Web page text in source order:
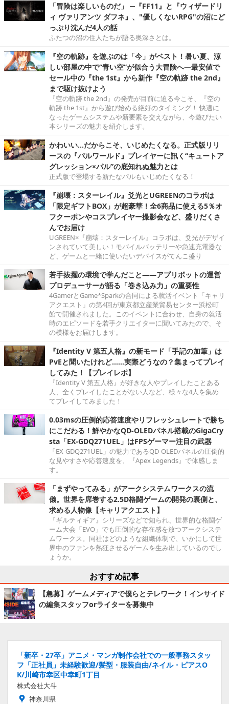
「冒険は楽しいものだ」 ─『FF11』と『ウィザードリ
ィ ヴァリアンツ ダフネ』、"優しくないRPG"の沼にど
っぷり沈んだ4人の話
ふたつの沼の住人たちが語る奥深さとは。
『空の軌跡』を遊ぶのは「今」がベスト！暑い夏、涼
しい部屋の中で“青い空”が似合う大冒険へ―最安値で
セール中の『the 1st』から新作『空の軌跡 the 2nd』
まで駆け抜けよう
『空の軌跡 the 2nd』の発売が目前に迫る今こそ、『空の
軌跡 the 1st』から遊び始める絶好のタイミング！ 快適に
なったゲームシステムや新要素を交えながら、今遊びたい
本シリーズの魅力を紹介します。
かわいい…だからこそ、いじめたくなる。正式版リリ
ースの『パルワールド』プレイヤーに訊く“キュートア
グレッション×パル”の底知れぬ魅力とは
正式版で登場する新たなパルもいじめたくなる！
『崩壊：スターレイル』爻光とUGREENのコラボは
「限定ギフトBOX」が超豪華！全6商品に使える5％オ
フクーポンやコスプレイヤー撮影会など、盛りだくさ
んでお届け
UGREEN×『崩壊：スターレイル』コラボは、爻光がデザイ
ンされていて美しい！モバイルバッテリーや急速充電器な
ど、ゲームと一緒に使いたいデバイスがてんこ盛り
若手抜擢の環境で学んだこと――アプリボットの運営
プロデューサーが語る「巻き込み力」の重要性
4GamerとGame*Sparkの合同による就活イベント「キャリ
アクエスト」の第4回が東京都立産業貿易センター浜松町
館で開催されました。このイベントに合わせ、自身の就活
時のエピソードを若手クリエイターに聞いてみたので、そ
の模様をお届けします。
『Identity V 第五人格』の新モード「手記の加筆」は
PvEと聞いたけれど……実際どうなの？集まってプレイ
してみた！【プレイレポ】
『Identity V 第五人格』が好きな人やプレイしたことある
人、全くプレイしたことがない人など、様々な4人を集め
てプレイしてみました！
0.03msの圧倒的応答速度やリフレッシュレートで勝ち
にこだわる！鮮やかなQD-OLEDパネル搭載のGigaCry
sta「EX-GDQ271UEL」はFPSゲーマー注目の武器
「EX-GDQ271UEL」の魅力であるQD-OLEDパネルの圧倒的
な見やすさや応答速度を、『Apex Legends』で体感しま
す。
「まずやってみる」がアークシステムワークスの流
儀。世界を席巻する2.5D格闘ゲームの開発の裏側と、
求める人物像【キャリアクエスト】
『ギルティギア』シリーズなどで知られ、世界的な格闘ゲ
ーム大会「EVO」でも圧倒的な存在感を放つアークシステ
ムワークス。同社はどのような組織体制で、いかにして世
界中のファンを熱狂させるゲームを生み出しているのでし
ょうか。
おすすめ記事
【急募】ゲームメディアで僕らとテレワーク！インサイド
の編集スタッフorライターを募集中
「新卒・27卒」アニメ・マンガ制作会社での一般事務スタッ
フ「正社員」未経験歓迎/髪型・服装自由/ネイル・ピアスO
K/川崎市幸区中幸町1丁目
株式会社大斗
神奈川県